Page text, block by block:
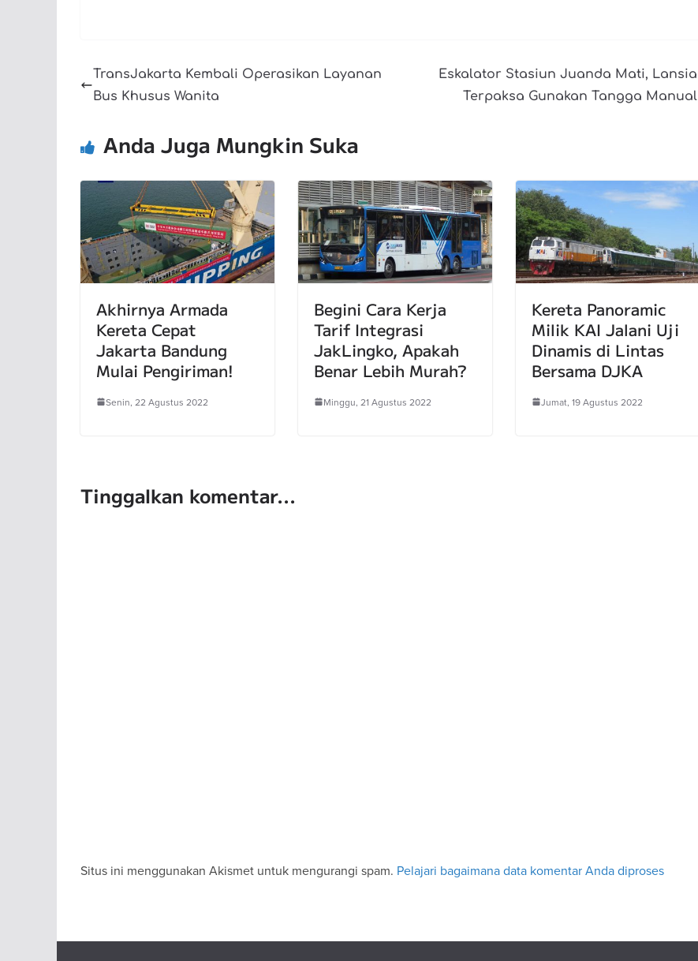
TransJakarta Kembali Operasikan Layanan
Bus Khusus Wanita
Eskalator Stasiun Juanda Mati, Lansia
Terpaksa Gunakan Tangga Manual
Anda Juga Mungkin Suka
Akhirnya Armada
Kereta Cepat
Jakarta Bandung
Mulai Pengiriman!
Senin, 22 Agustus 2022
Begini Cara Kerja
Tarif Integrasi
JakLingko, Apakah
Benar Lebih Murah?
Minggu, 21 Agustus 2022
Kereta Panoramic
Milik KAI Jalani Uji
Dinamis di Lintas
Bersama DJKA
Jumat, 19 Agustus 2022
Tinggalkan komentar...
Situs ini menggunakan Akismet untuk mengurangi spam. Pelajari bagaimana data komentar Anda diproses